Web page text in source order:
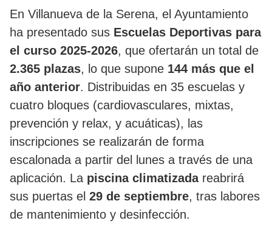
En Villanueva de la Serena, el Ayuntamiento
ha presentado sus Escuelas Deportivas para
el curso 2025-2026, que ofertarán un total de
2.365 plazas, lo que supone 144 más que el
año anterior. Distribuidas en 35 escuelas y
cuatro bloques (cardiovasculares, mixtas,
prevención y relax, y acuáticas), las
inscripciones se realizarán de forma
escalonada a partir del lunes a través de una
aplicación. La piscina climatizadareabrirá
sus puertas el 29 de septiembre, tras labores
de mantenimiento y desinfección.